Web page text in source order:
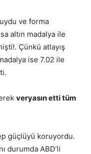
ve forma
altın madalya ile
Çünkü atlayış
ise 7.02 ile
veryasın etti tüm
güçlüyü koruyordu.
durumda ABD’li